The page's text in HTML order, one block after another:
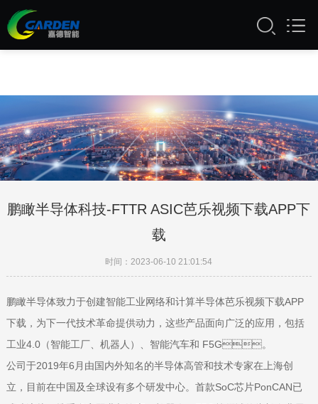
芭乐视频APP黄,芭乐视频APP下载安装,芭
乐视频下载APP下载,芭乐视频APP网页版
鹏瞰半导体科技-FTTR ASIC芭乐视频下载APP下
载
时间：2023-06-10 21:01:54
鹏瞰半导体致力于创建智能工业网络和计算半导体芭乐视频下载APP
下载，为下一代技术革命提供动力，这些产品面向广泛的应用，包括
工业4.0（智能工厂、机器人）、智能汽车和 F5G。
公司于2019年6月由国内外知名的半导体高管和技术专家在上海创
立，目前在中国及全球设有多个研发中心。首款SoC芯片PonCAN已